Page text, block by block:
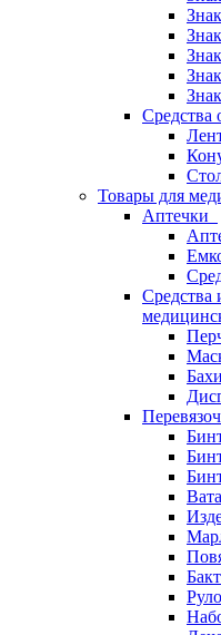
Средства
Товары для
Аптечки
Средства